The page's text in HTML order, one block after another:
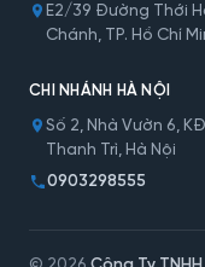
E2/39 Đường Thới
Chánh, TP. Hồ Chí
CHI NHÁNH HÀ NỘI
Số 2, Nhà Vườn 6,
Thanh Trì, Hà Nội
0903298555